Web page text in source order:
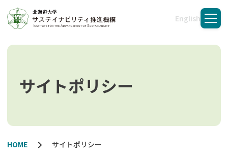
English
メニ
サイトポリシー
HOME サイトポリシー